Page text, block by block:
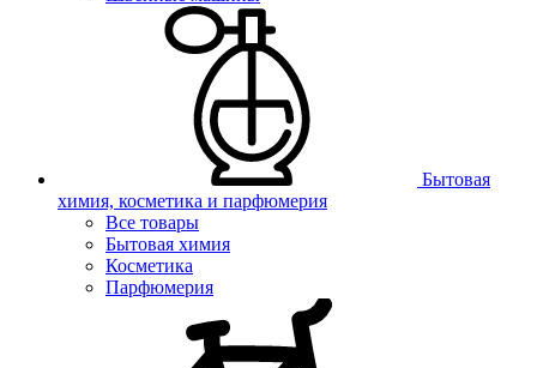
Бытовая
химия, косметика и парфюмерия
Все товары
Бытовая химия
Косметика
Парфюмерия